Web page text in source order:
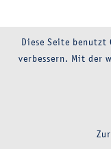
Diese Seite
verbessern. Mit der